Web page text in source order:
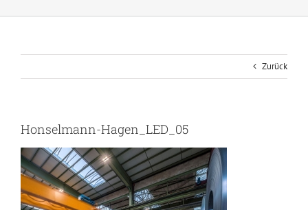
Zurück
Honselmann-Hagen_LED_05